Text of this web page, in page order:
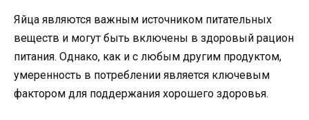
Яйца являются важным источником питательных
веществ и могут быть включены в здоровый рацион
питания. Однако, как и с любым другим продуктом,
умеренность в потреблении является ключевым
фактором для поддержания хорошего здоровья.